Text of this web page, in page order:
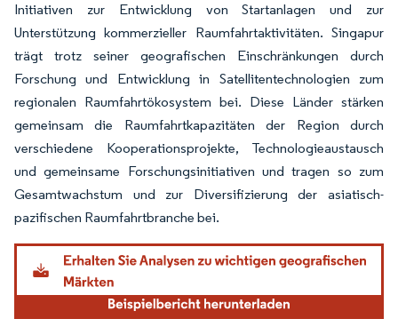
Initiativen zur Entwicklung von Startanlagen und zur
Unterstützung kommerzieller Raumfahrtaktivitäten. Singapur
trägt trotz seiner geografischen Einschränkungen durch
Forschung und Entwicklung in Satellitentechnologien zum
regionalen Raumfahrtökosystem bei. Diese Länder stärken
gemeinsam die Raumfahrtkapazitäten der Region durch
verschiedene Kooperationsprojekte, Technologieaustausch
und gemeinsame Forschungsinitiativen und tragen so zum
Gesamtwachstum und zur Diversifizierung der asiatisch-
pazifischen Raumfahrtbranche bei.